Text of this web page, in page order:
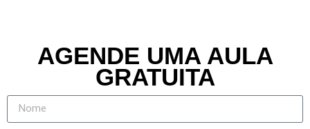
AGENDE UMA AULA
GRATUITA